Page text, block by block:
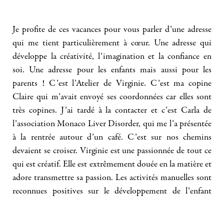
Je profite de ces vacances pour vous parler d’une adresse
qui me tient particulièrement à cœur. Une adresse qui
développe la créativité, l’imagination et la confiance en
soi. Une adresse pour les enfants mais aussi pour les
parents ! C’est l’Atelier de Virginie. C’est ma copine
Claire qui m’avait envoyé ses coordonnées car elles sont
très copines. J’ai tardé à la contacter et c’est Carla de
l’association Monaco Liver Disorder, qui me l’a présentée
à la rentrée autour d’un café. C’est sur nos chemins
devaient se croiser. Virginie est une passionnée de tout ce
qui est créatif. Elle est extrêmement douée en la matière et
adore transmettre sa passion. Les activités manuelles sont
reconnues positives sur le développement de l’enfant